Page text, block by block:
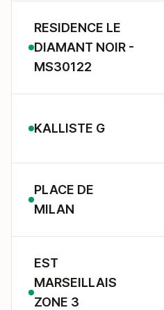
RESIDENCE LE
DIAMANT NOIR -
MS30122
KALLISTE G
PLACE DE
MILAN
EST
MARSEILLAIS
ZONE 3